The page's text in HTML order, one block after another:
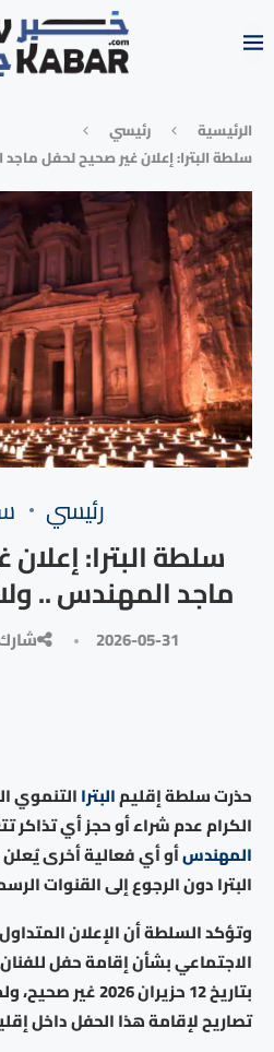
الرئيسية
رئيسي
سلطة البترا: إعلان غير صحيح لحفل ماجد
رئيسي
سلطة البترا:
ماجد المهندس ..
2026-05-31
حذرت سلطة إقليمالبتراالتنموي
الكرام عدم شراء أو حجز أي تذاكر
المهندسأو أي فعالية أخرى
البترا دون الرجوع إلى القنوات
وتؤكد السلطة أن الإعلان
الاجتماعي بشأن إقامة حفل
بتاريخ 12 حزيران
تصاريح لإقامة هذا الحفل داخل